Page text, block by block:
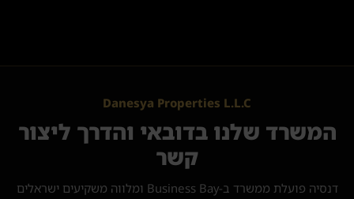
Danesya Properties L.L.C
המשרד שלנו בדובאי והדרך ליצור
קשר
דנסיה פועלת ממשרד ב-Business Bay ומלווה משקיעים ישראלים